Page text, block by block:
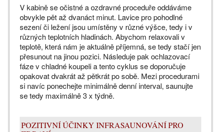
V kabině se očistné a ozdravné proceduře oddáváme
obvykle pět až dvanáct minut. Lavice pro pohodlné
sezení či ležení jsou umístěny v různé výšce, tedy i v
různých teplotních hladinách. Abychom relaxovali v
teplotě, která nám je aktuálně příjemná, se tedy stačí jen
přesunout na jinou pozici. Následuje pak ochlazovací
fáze v chladné koupeli a tento cyklus se doporučuje
opakovat dvakrát až pětkrát po sobě. Mezi procedurami
si navíc ponechejte minimálně denní interval, saunujte
se tedy maximálně 3 x týdně.
POZITIVNÍ ÚČINKY INFRASAUNOVÁNÍ PRO